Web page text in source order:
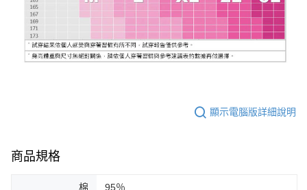
顯示電腦版詳細說明
商品規格
棉 95％